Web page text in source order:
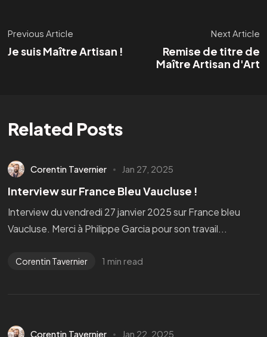
Previous Article
Je suis Maître Artisan !
Next Article
Remise de titre de
Maître Artisan d'Art
Related Posts
Corentin Tavernier Jan 27, 2025
Interview sur France Bleu Vaucluse !
Interview du vendredi 27 janvier 2025 sur France bleu
Vaucluse. Merci à Philippe Garcia pour son travail...
Corentin Tavernier 1 min read
Corentin Tavernier Jan 22, 2025